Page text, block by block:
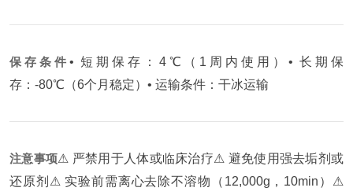
保存条件 • 短期保存：4℃（1周内使用）• 长期保
存：-80℃（6个月稳定） • 运输条件：干冰运输
注意事项⚠ 严禁用于人体或临床治疗⚠ 避免使用强去垢剂或
还原剂 ⚠ 实验前需离心去除不溶物（12,000g，10min） ⚠